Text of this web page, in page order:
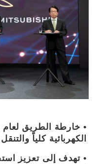
الكهربائية كلياً
• تهدف إلى تعزيز